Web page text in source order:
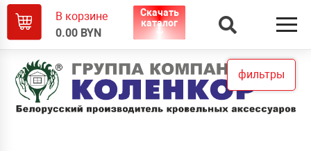
В корзине
0.00 BYN
Скачать
каталог
фильтры